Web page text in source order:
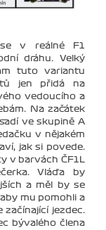
se v reálné F1
dráhu. Velký
tuto variantu
jen přidá na
vedoucího a
Na začátek
ve skupině A
v nějakém
jak si povede.
v barvách ČF1L
Vláďa by
a měl by se
mu pomohli a
začínající jezdec.
bývalého člena